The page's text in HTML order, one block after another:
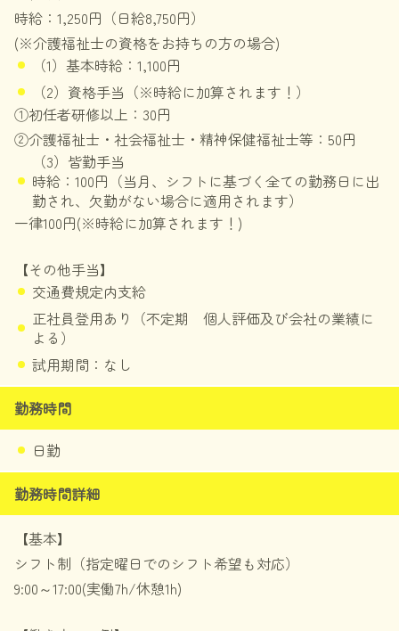
時給：1,250円（日給8,750円）
(※介護福祉士の資格をお持ちの方の場合)
（1）基本時給：1,100円
（2）資格手当（※時給に加算されます！）
①初任者研修以上：30円
②介護福祉士・社会福祉士・精神保健福祉士等：50円
（3）皆勤手当
時給：100円（当月、シフトに基づく全ての勤務日に出
勤され、欠勤がない場合に適用されます）
一律100円(※時給に加算されます！)
【その他手当】
交通費規定内支給
正社員登用あり（不定期 個人評価及び会社の業績に
よる）
試用期間：なし
勤務時間
日勤
勤務時間詳細
【基本】
シフト制（指定曜日でのシフト希望も対応）
9:00～17:00(実働7h/休憩1h)